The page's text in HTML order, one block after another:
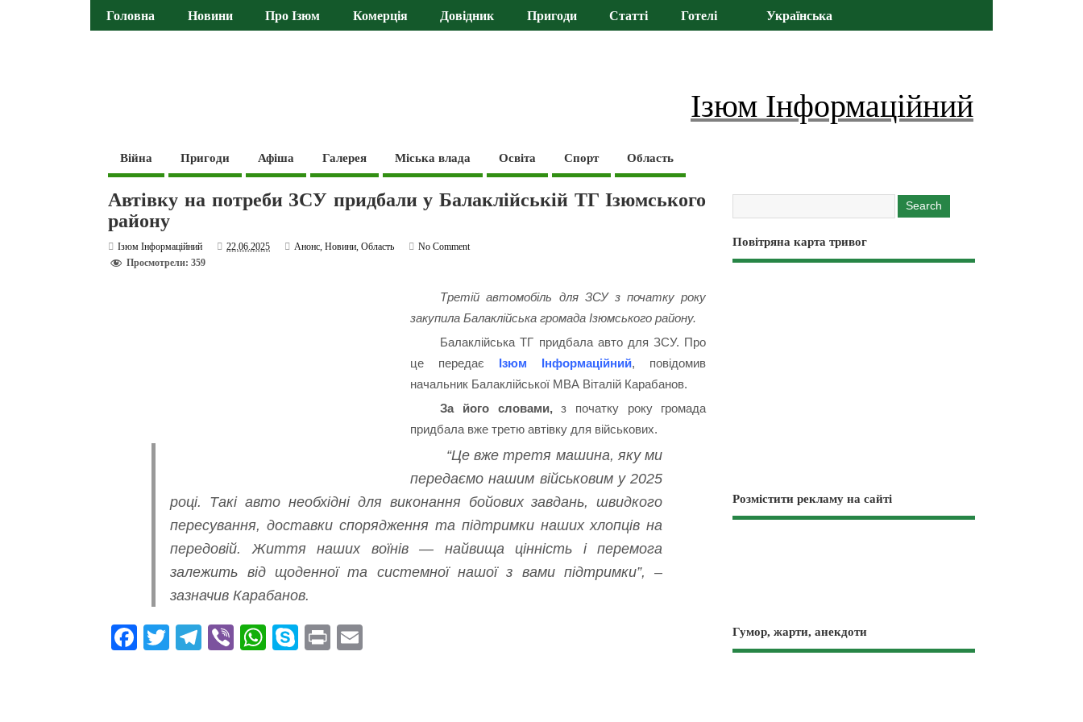
Головна Новини Про Ізюм Комерція Довідник Пригоди Статті Готелі Українська
Ізюм Інформаційний
Війна Пригоди Афіша Галерея Міська влада Освіта Спорт Область
Автівку на потреби ЗСУ придбали у Балаклійській ТГ Ізюмського
району
Ізюм Інформаційний 22.06.2025 Анонс,Новини,Область
No Comment
Просмотрели: 359
Третій автомобіль для ЗСУ з початку року
закупила Балаклійська громада Ізюмського району.
Балаклійська ТГ придбала авто для ЗСУ. Про
це передає Ізюм Інформаційний, повідомив
начальник Балаклійської МВА Віталій Карабанов.
За його словами,з початку року громада
придбала вже третю автівку для військових.
“Це вже третя машина, яку ми
передаємо нашим військовим у 2025
році. Такі авто необхідні для виконання бойових завдань, швидкого
пересування, доставки спорядження та підтримки наших хлопців на
передовій. Життя наших воїнів — найвища цінність і перемога
залежить від щоденної та системної нашої з вами підтримки”, –
зазначив Карабанов.
Fa T
Te Vi
W
S
Pr
Повітряна карта тривог
Розмістити рекламу на сайті
Гумор, жарти, анекдоти